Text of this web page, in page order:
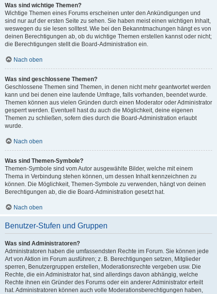
Was sind wichtige Themen?
Wichtige Themen eines Forums erscheinen unter den Ankündigungen und
sind nur auf der ersten Seite zu sehen. Sie haben meist einen wichtigen Inhalt,
weswegen du sie lesen solltest. Wie bei den Bekanntmachungen hängt es von
deinen Berechtigungen ab, ob du wichtige Themen erstellen kannst oder nicht;
die Berechtigungen stellt die Board-Administration ein.
Nach oben
Was sind geschlossene Themen?
Geschlossene Themen sind Themen, in denen nicht mehr geantwortet werden
kann und bei denen eine laufende Umfrage, falls vorhanden, beendet wurde.
Themen können aus vielen Gründen durch einen Moderator oder Administrator
gesperrt werden. Eventuell hast du auch die Möglichkeit, deine eigenen
Themen zu schließen, sofern dies durch die Board-Administration erlaubt
wurde.
Nach oben
Was sind Themen-Symbole?
Themen-Symbole sind vom Autor ausgewählte Bilder, welche mit einem
Thema in Verbindung stehen können, um dessen Inhalt kennzeichnen zu
können. Die Möglichkeit, Themen-Symbole zu verwenden, hängt von deinen
Berechtigungen ab, die die Board-Administration gesetzt hat.
Nach oben
Benutzer-Stufen und Gruppen
Was sind Administratoren?
Administratoren haben die umfassendsten Rechte im Forum. Sie können jede
Art von Aktion im Forum ausführen; z. B. Berechtigungen setzen, Mitglieder
sperren, Benutzergruppen erstellen, Moderationsrechte vergeben usw. Die
Rechte, die ein Administrator hat, sind allerdings davon abhängig, welche
Rechte ihnen ein Gründer des Forums oder ein anderer Administrator erteilt
hat. Administratoren können auch volle Moderationsberechtigungen haben,